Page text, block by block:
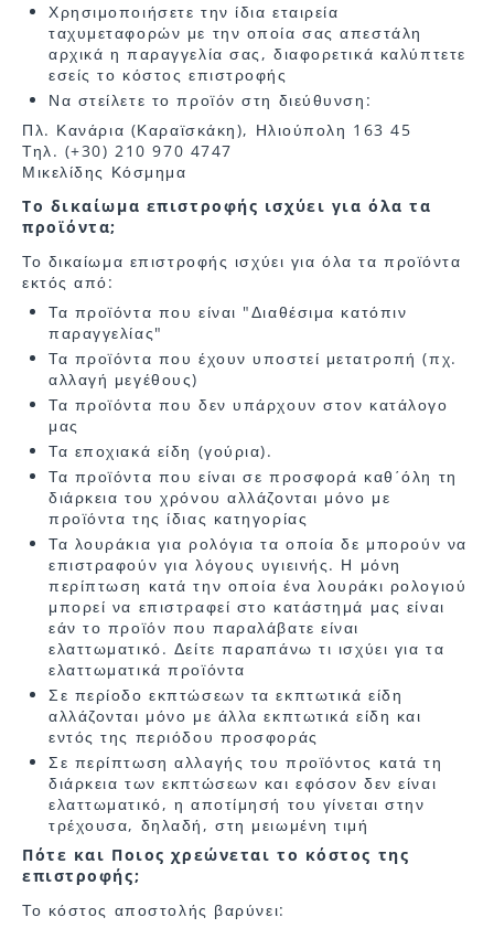
Χρησιμοποιήσετε την ίδια εταιρεία
ταχυμεταφορών με την οποία σας απεστάλη
αρχικά η παραγγελία σας, διαφορετικά καλύπτετε
εσείς το κόστος επιστροφής
Να στείλετε το προϊόν στη διεύθυνση:
Πλ. Κανάρια (Καραϊσκάκη), Ηλιούπολη 163 45
Τηλ. (+30) 210 970 4747
Μικελίδης Κόσμημα
Το δικαίωμα επιστροφής ισχύει για όλα τα
προϊόντα;
Το δικαίωμα επιστροφής ισχύει για όλα τα προϊόντα
εκτός από:
Τα προϊόντα που είναι "Διαθέσιμα κατόπιν
παραγγελίας"
Τα προϊόντα που έχουν υποστεί μετατροπή (πχ.
αλλαγή μεγέθους)
Τα προϊόντα που δεν υπάρχουν στον κατάλογο
μας
Τα εποχιακά είδη (γούρια).
Τα προϊόντα που είναι σε προσφορά καθ΄όλη τη
διάρκεια του χρόνου αλλάζονται μόνο με
προϊόντα της ίδιας κατηγορίας
Τα λουράκια για ρολόγια τα οποία δε μπορούν να
επιστραφούν για λόγους υγιεινής. Η μόνη
περίπτωση κατά την οποία ένα λουράκι ρολογιού
μπορεί να επιστραφεί στο κατάστημά μας είναι
εάν το προϊόν που παραλάβατε είναι
ελαττωματικό. Δείτε παραπάνω τι ισχύει για τα
ελαττωματικά προϊόντα
Σε περίοδο εκπτώσεων τα εκπτωτικά είδη
αλλάζονται μόνο με άλλα εκπτωτικά είδη και
εντός της περιόδου προσφοράς
Σε περίπτωση αλλαγής του προϊόντος κατά τη
διάρκεια των εκπτώσεων και εφόσον δεν είναι
ελαττωματικό, η αποτίμησή του γίνεται στην
τρέχουσα, δηλαδή, στη μειωμένη τιμή
Πότε και Ποιος χρεώνεται το κόστος της
επιστροφής;
Το κόστος αποστολής βαρύνει: